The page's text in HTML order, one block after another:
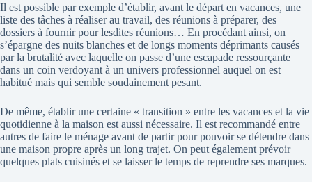
Il est possible par exemple d’établir, avant le départ en vacances, une
liste des tâches à réaliser au travail, des réunions à préparer, des
dossiers à fournir pour lesdites réunions… En procédant ainsi, on
s’épargne des nuits blanches et de longs moments déprimants causés
par la brutalité avec laquelle on passe d’une escapade ressourçante
dans un coin verdoyant à un univers professionnel auquel on est
habitué mais qui semble soudainement pesant.
De même, établir une certaine « transition » entre les vacances et la vie
quotidienne à la maison est aussi nécessaire. Il est recommandé entre
autres de faire le ménage avant de partir pour pouvoir se détendre dans
une maison propre après un long trajet. On peut également prévoir
quelques plats cuisinés et se laisser le temps de reprendre ses marques.